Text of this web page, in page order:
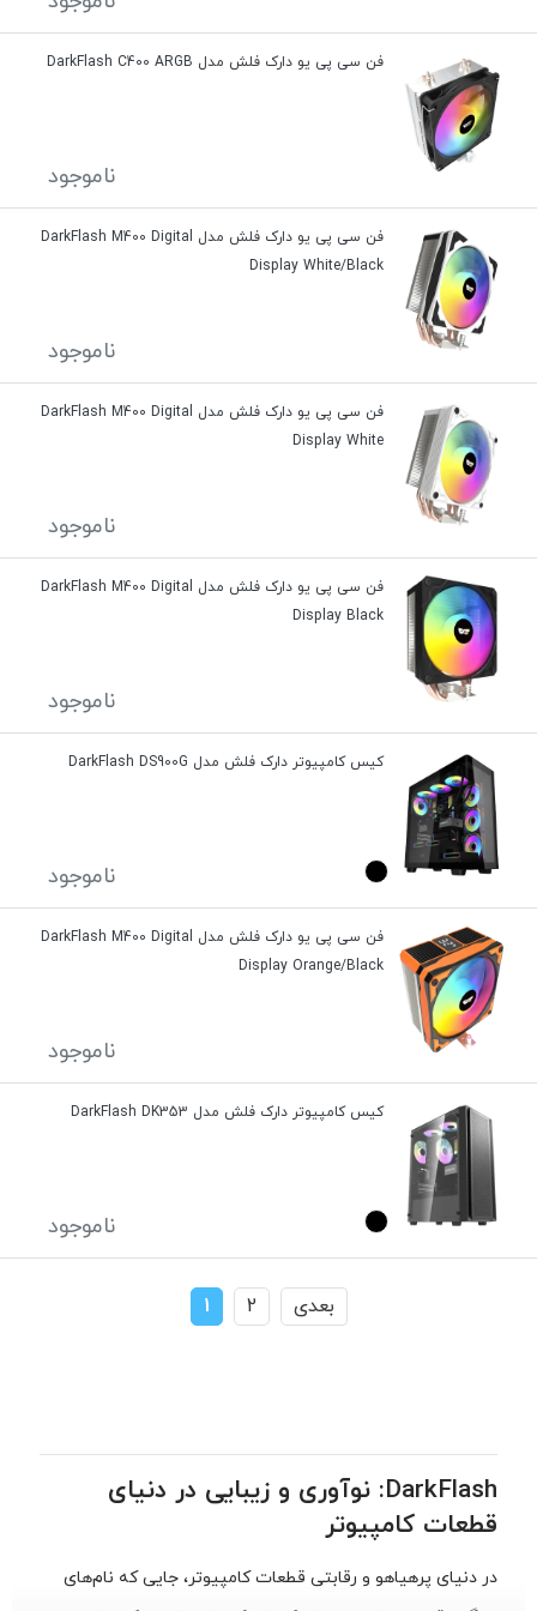
فن سی پی یو دارک فلش مدل DarkFlash C400 ARGB
ناموجود
فن سی پی یو دارک فلش مدل DarkFlash M400 Digital
Display White/Black
ناموجود
فن سی پی یو دارک فلش مدل DarkFlash M400 Digital
Display White
ناموجود
فن سی پی یو دارک فلش مدل DarkFlash M400 Digital
Display Black
ناموجود
کیس کامپیوتر دارک فلش مدل DarkFlash DS900G
ناموجود
فن سی پی یو دارک فلش مدل DarkFlash M400 Digital
Display Orange/Black
ناموجود
کیس کامپیوتر دارک فلش مدل DarkFlash DK353
ناموجود
1 2 بعدی
DarkFlash: نوآوری و زیبایی در دنیای
قطعات کامپیوتر
در دنیای پرهیاهو و رقابتی قطعات کامپیوتر، جایی که نام‌های